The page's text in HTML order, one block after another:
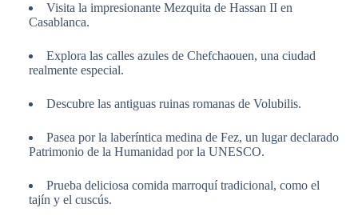
Visita la impresionante Mezquita de Hassan II en
Casablanca.
Explora las calles azules de Chefchaouen, una ciudad
realmente especial.
Descubre las antiguas ruinas romanas de Volubilis.
Pasea por la laberíntica medina de Fez, un lugar declarado
Patrimonio de la Humanidad por la UNESCO.
Prueba deliciosa comida marroquí tradicional, como el
tajín y el cuscús.